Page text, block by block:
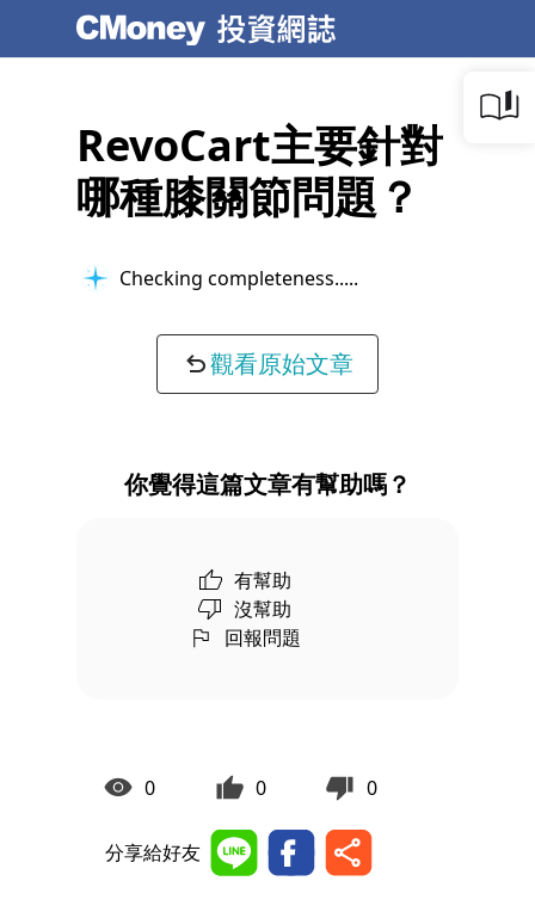
RevoCart主要針對
哪種膝關節問題？
Checking completeness...
觀看原始文章
你覺得這篇文章有幫助嗎？
有幫助
沒幫助
回報問題
0 0 0
分享給好友